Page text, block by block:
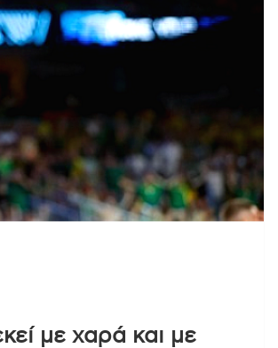
με χαρά και με